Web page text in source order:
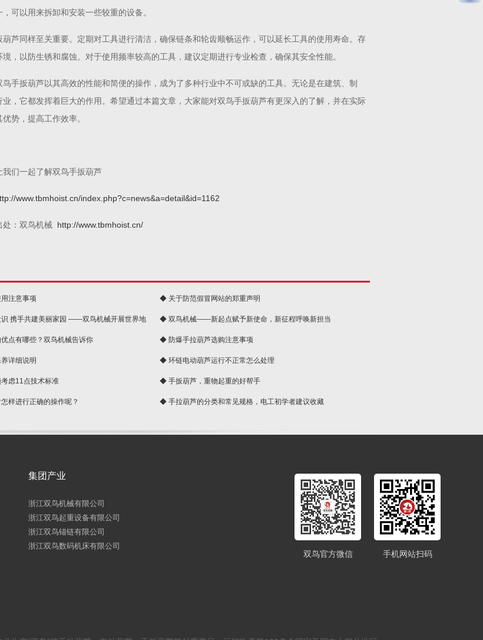
可以用来拆卸和安装一些较重的设备。
葫芦同样至关重要。定期对工具进行清洁，确保链条和轮齿顺畅运作，可以延长工具的使用寿命。存
，以防生锈和腐蚀。对于使用频率较高的工具，建议定期进行专业检查，确保其安全性能。
鸟手扳葫芦以其高效的性能和简便的操作，成为了多种行业中不可或缺的工具。无论是在建筑、制
业，它都发挥着巨大的作用。希望通过本篇文章，大家能对双鸟手扳葫芦有更深入的了解，并在实际
势，提高工作效率。
我们一起了解双鸟手扳葫芦
www.tbmhoist.cn/index.php?c=news&a=detail&id=1162
处：双鸟机械 http://www.tbmhoist.cn/
注意事项 ◆ 关于防范假冒网站的郑重声明
携手共建美丽家园 ——双鸟机械开展世界地 ◆ 双鸟机械——新起点赋予新使命，新征程呼唤新担当
点有哪些？双鸟机械告诉你 ◆ 防爆手拉葫芦选购注意事项
详细说明 ◆ 环链电动葫芦运行不正常怎么处理
虑11点技术标准 ◆ 手扳葫芦，重物起重的好帮手
样进行正确的操作呢？ ◆ 手拉葫芦的分类和常见规格，电工初学者建议收藏
集团产业
浙江双鸟机械有限公司
浙江双鸟起重设备有限公司
浙江双鸟锚链有限公司
浙江双鸟数码机床有限公司
手机网站扫码
双鸟官方微信